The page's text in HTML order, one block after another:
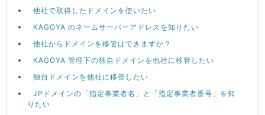
他社で取得したドメインを使いたい
KAGOYA のネームサーバーアドレスを知りたい
他社からドメインを移管はできますか？
KAGOYA 管理下の独自ドメインを他社に移管したい
独自ドメインを他社に移管したい
JPドメインの「指定事業者名」と「指定事業者番号」を知
りたい